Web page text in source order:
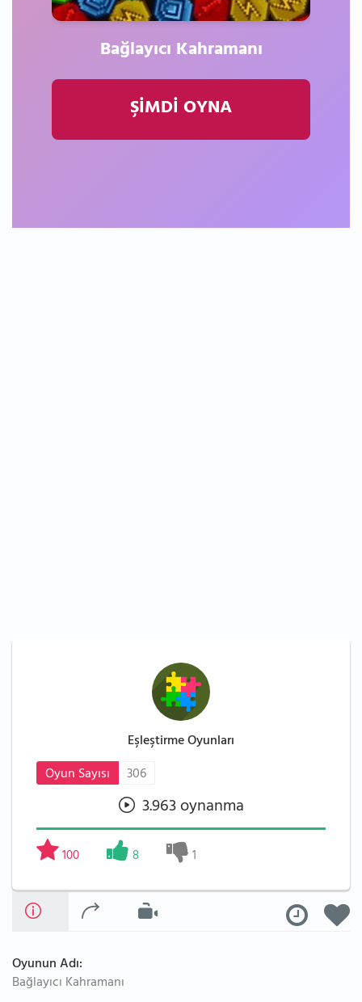
Bağlayıcı Kahramanı
ŞİMDİ OYNA
Eşleştirme Oyunları
Oyun Sayısı
306
3.963 oynanma
100 8 1
Oyunun Adı:
Bağlayıcı Kahramanı